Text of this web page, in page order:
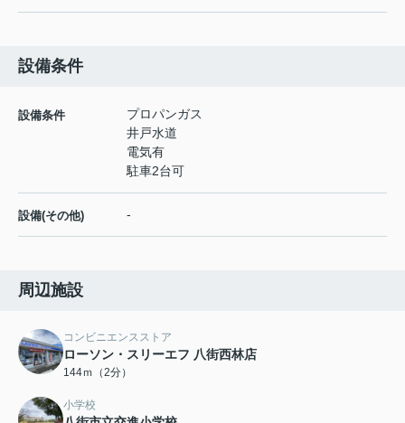
設備条件
設備条件
プロパンガス
井戸水道
電気有
駐車2台可
設備(その他) -
周辺施設
コンビニエンスストア
ローソン・スリーエフ 八街西林店
144ｍ（2分）
小学校